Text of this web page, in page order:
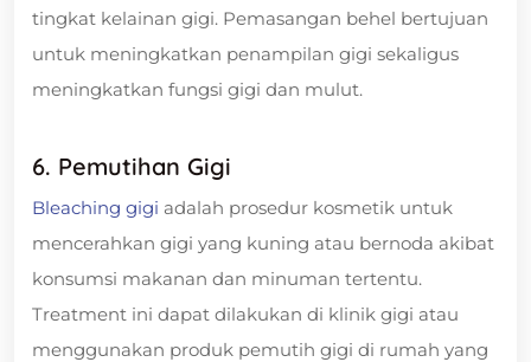
tingkat kelainan gigi. Pemasangan behel bertujuan
untuk meningkatkan penampilan gigi sekaligus
meningkatkan fungsi gigi dan mulut.
6. Pemutihan Gigi
Bleaching gigi adalah prosedur kosmetik untuk
mencerahkan gigi yang kuning atau bernoda akibat
konsumsi makanan dan minuman tertentu.
Treatment ini dapat dilakukan di klinik gigi atau
menggunakan produk pemutih gigi di rumah yang